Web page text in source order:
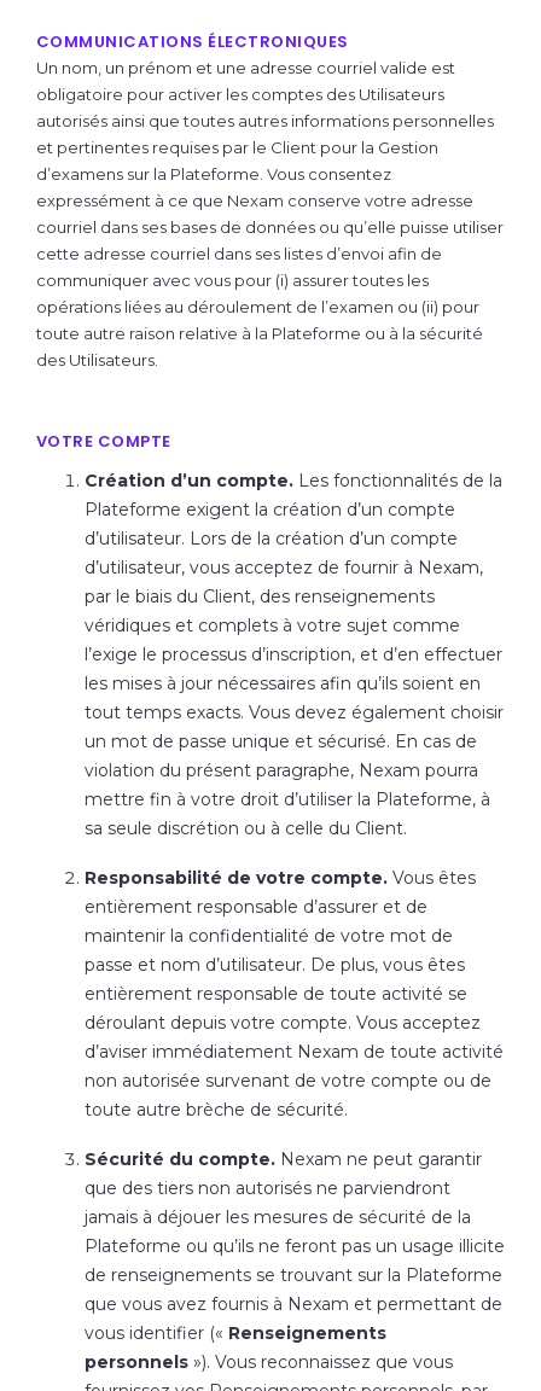
COMMUNICATIONS ÉLECTRONIQUES
Un nom, un prénom et une adresse courriel valide est
obligatoire pour activer les comptes des Utilisateurs
autorisés ainsi que toutes autres informations personnelles
et pertinentes requises par le Client pour la Gestion
d’examens sur la Plateforme. Vous consentez
expressément à ce que Nexam conserve votre adresse
courriel dans ses bases de données ou qu’elle puisse utiliser
cette adresse courriel dans ses listes d’envoi afin de
communiquer avec vous pour (i) assurer toutes les
opérations liées au déroulement de l’examen ou (ii) pour
toute autre raison relative à la Plateforme ou à la sécurité
des Utilisateurs.
VOTRE COMPTE
Création d’un compte. Les fonctionnalités de la
Plateforme exigent la création d’un compte
d’utilisateur. Lors de la création d’un compte
d’utilisateur, vous acceptez de fournir à Nexam,
par le biais du Client, des renseignements
véridiques et complets à votre sujet comme
l’exige le processus d’inscription, et d’en effectuer
les mises à jour nécessaires afin qu’ils soient en
tout temps exacts. Vous devez également choisir
un mot de passe unique et sécurisé. En cas de
violation du présent paragraphe, Nexam pourra
mettre fin à votre droit d’utiliser la Plateforme, à
sa seule discrétion ou à celle du Client.
Responsabilité de votre compte. Vous êtes
entièrement responsable d’assurer et de
maintenir la confidentialité de votre mot de
passe et nom d’utilisateur. De plus, vous êtes
entièrement responsable de toute activité se
déroulant depuis votre compte. Vous acceptez
d’aviser immédiatement Nexam de toute activité
non autorisée survenant de votre compte ou de
toute autre brèche de sécurité.
Sécurité du compte. Nexam ne peut garantir
que des tiers non autorisés ne parviendront
jamais à déjouer les mesures de sécurité de la
Plateforme ou qu’ils ne feront pas un usage illicite
de renseignements se trouvant sur la Plateforme
que vous avez fournis à Nexam et permettant de
vous identifier (« Renseignements
personnels»). Vous reconnaissez que vous